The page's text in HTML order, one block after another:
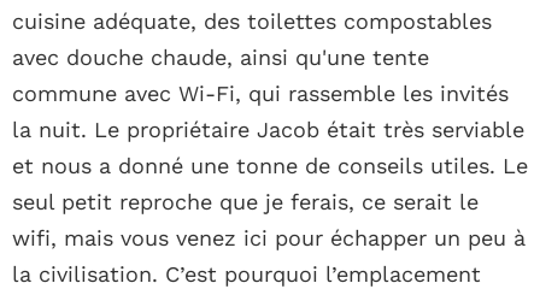
cuisine adéquate, des toilettes compostables
avec douche chaude, ainsi qu'une tente
commune avec Wi-Fi, qui rassemble les invités
la nuit. Le propriétaire Jacob était très serviable
et nous a donné une tonne de conseils utiles. Le
seul petit reproche que je ferais, ce serait le
wifi, mais vous venez ici pour échapper un peu à
la civilisation. C’est pourquoi l’emplacement